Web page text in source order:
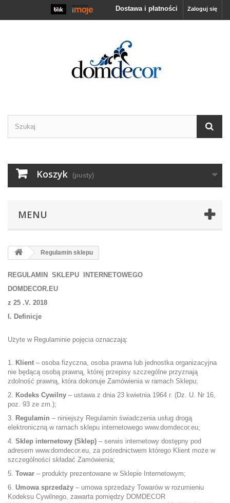
Zaloguj się
Dostawa i płatności
Koszyk (pusty)
MENU
Regulamin sklepu
REGULAMIN SKLEPU INTERNETOWEGO
DOMDECOR.EU
z 25 .V. 2018
I. Definicje
Użyte w Regulaminie pojęcia oznaczają:
1. Klient – osoba fizyczna, osoba prawna lub jednostka organizacyjna
nie będącą osobą prawną, której przepisy szczególne przyznają
zdolność prawną, która dokonuje Zamówienia w ramach Sklepu;
2. Kodeks Cywilny – ustawa z dnia 23 kwietnia 1964 r. (Dz. U. Nr 16,
poz. 93 ze zm.);
3. Regulamin – niniejszy Regulamin świadczenia usług drogą
elektroniczną w ramach sklepu internetowego www.domdecor.eu;
4. Sklep internetowy (Sklep) – serwis internetowy dostępny pod
adresem www.domdecor.eu, za pośrednictwem którego Klient może w
szczególności składać Zamówienia;
5. Towar – produkty prezentowane w Sklepie Internetowym;
6. Umowa sprzedaży – umowa sprzedaży Towarów w rozumieniu
Kodeksu Cywilnego, zawarta pomiędzy DOMDECOR